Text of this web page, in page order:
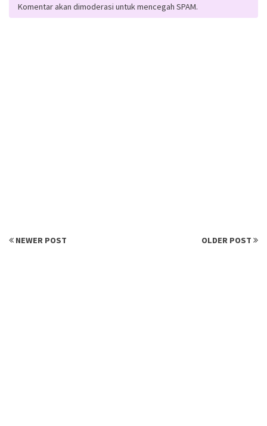
Komentar akan dimoderasi untuk mencegah SPAM.
NEWER POST OLDER POST